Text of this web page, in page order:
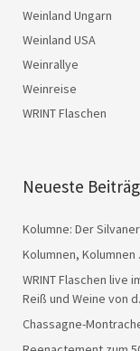
Weinland Ungarn
Weinland USA
Weinrallye
Weinreise
WRINT Flaschen
Neueste
Kolumne: Der
Kolumnen,
WRINT Flaschen live
Reiß und Weine von
Chassagne-